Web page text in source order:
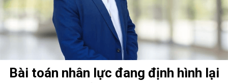
Bài toán nhân lực đang định hình lại